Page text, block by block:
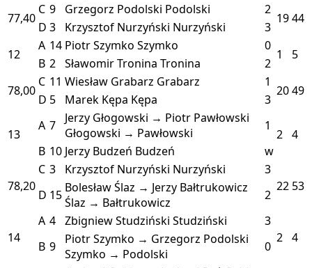
77,40
C 9 Grzegorz Podolski Podolski 2
1944
D 3 Krzysztof Nurzyński Nurzyński
3
12
A 14 Piotr Szymko Szymko 0
1 5
B 2 Sławomir Tronina Tronina
2
78,00
C 11 Wiesław Grabarz Grabarz 1
2049
D 5 Marek Kępa Kępa 3
13
A 7
Jerzy Głogowski → Piotr Pawłowski
Głogowski → Pawłowski
1
2 4
B 10 Jerzy Budzeń Budzeń w
78,20
C 3 Krzysztof Nurzyński Nurzyński
3
22 53
D 15 Bolesław Ślaz → Jerzy Bałtrukowicz
Ślaz → Bałtrukowicz
2
14
A 4 Zbigniew Studziński Studziński
3
2 4
B 9
Piotr Szymko → Grzegorz Podolski
Szymko → Podolski
0